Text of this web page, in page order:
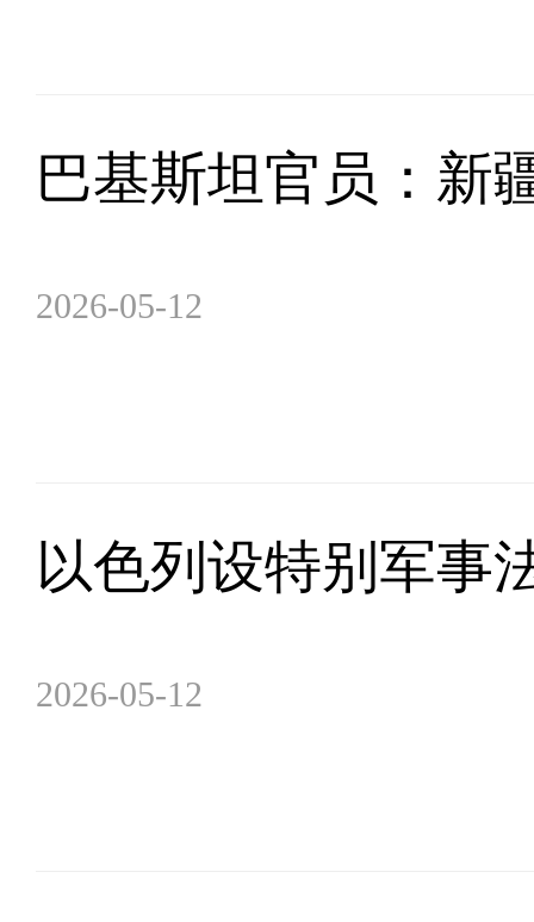
巴基斯坦官员：新
2026-05-12
以色列设特别军事
2026-05-12